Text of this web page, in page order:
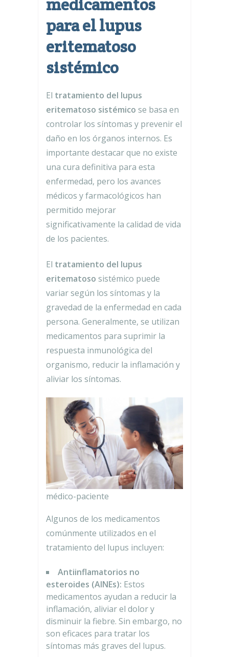
medicamentos
para el lupus
eritematoso
sistémico
El tratamiento del lupus
eritematoso sistémico se basa en
controlar los síntomas y prevenir el
daño en los órganos internos. Es
importante destacar que no existe
una cura definitiva para esta
enfermedad, pero los avances
médicos y farmacológicos han
permitido mejorar
significativamente la calidad de vida
de los pacientes.
El tratamiento del lupus
eritematoso sistémico puede
variar según los síntomas y la
gravedad de la enfermedad en cada
persona. Generalmente, se utilizan
medicamentos para suprimir la
respuesta inmunológica del
organismo, reducir la inflamación y
aliviar los síntomas.
médico-paciente
Algunos de los medicamentos
comúnmente utilizados en el
tratamiento del lupus incluyen:
Antiinflamatorios no
esteroides (AINEs): Estos
medicamentos ayudan a reducir la
inflamación, aliviar el dolor y
disminuir la fiebre. Sin embargo, no
son eficaces para tratar los
síntomas más graves del lupus.